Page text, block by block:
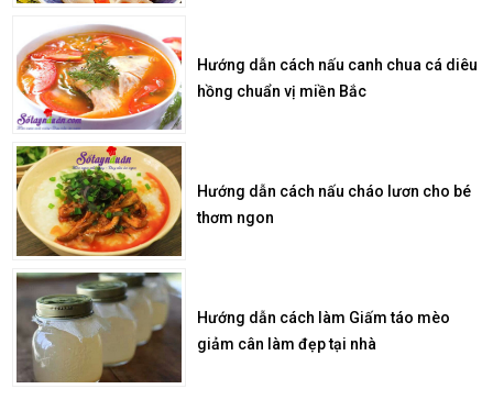
Hướng dẫn cách nấu canh chua cá diêu
hồng chuẩn vị miền Bắc
Hướng dẫn cách nấu cháo lươn cho bé
thơm ngon
Hướng dẫn cách làm Giấm táo mèo
giảm cân làm đẹp tại nhà